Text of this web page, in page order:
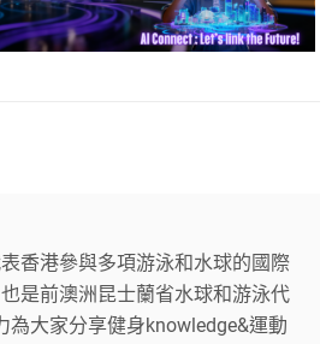
香港參與多項游泳和水球的國際
是前澳洲昆士蘭省水球和游泳代
為大家分享健身knowledge&運動